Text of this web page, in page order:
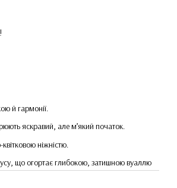
й гармонії.
яскравий, але м’який початок.
ніжністю.
що огортає глибокою, затишною вуаллю